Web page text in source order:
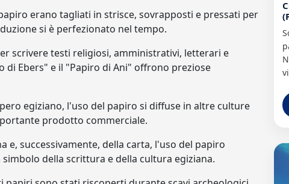
erano tagliati in strisce, sovrapposti e pressati per
si è perfezionato nel tempo.
scrivere testi religiosi, amministrativi, letterari e
di Ebers" e il "Papiro di Ani" offrono preziose
egiziano, l'uso del papiro si diffuse in altre culture
prodotto commerciale.
e, successivamente, della carta, l'uso del papiro
della scrittura e della cultura egiziana.